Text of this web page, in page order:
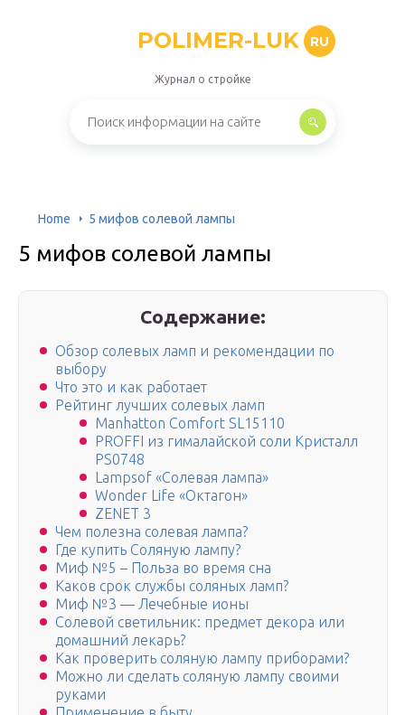
POLIMER-LUK RU
Журнал о стройке
Home 5 мифов солевой лампы
5 мифов солевой лампы
Содержание:
Обзор солевых ламп и рекомендации по
выбору
Что это и как работает
Рейтинг лучших солевых ламп
Manhatton Comfort SL15110
PROFFI из гималайской соли Кристалл
PS0748
Lampsof «Солевая лампа»
Wonder Life «Октагон»
ZENET 3
Чем полезна солевая лампа?
Где купить Соляную лампу?
Миф №5 – Польза во время сна
Каков срок службы соляных ламп?
Миф №3 — Лечебные ионы
Солевой светильник: предмет декора или
домашний лекарь?
Как проверить соляную лампу приборами?
Можно ли сделать соляную лампу своими
руками